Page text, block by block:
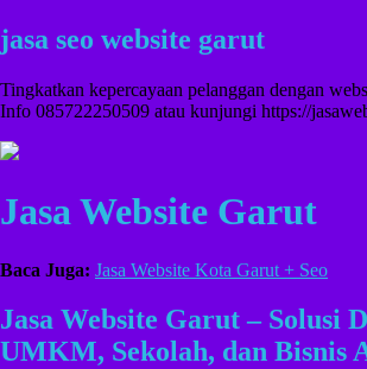
jasa seo website garut
Tingkatkan kepercayaan pelanggan dengan
Info 085722250509 atau kunjungi https://
Jasa Website Garut
Baca Juga: Jasa Website Kota Garut + Seo
Jasa Website Garut – Solusi
UMKM, Sekolah, dan Bisnis